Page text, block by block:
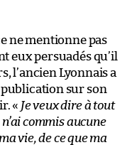
ne mentionne pas
eux persuadés qu’il
l’ancien Lyonnais a
sur son
« Je veux dire à tout
commis aucune
vie, de ce que ma